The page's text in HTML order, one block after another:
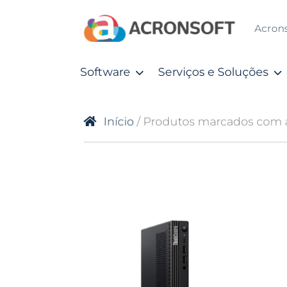
Software Serviços e Soluções
Início / Produtos marcados com